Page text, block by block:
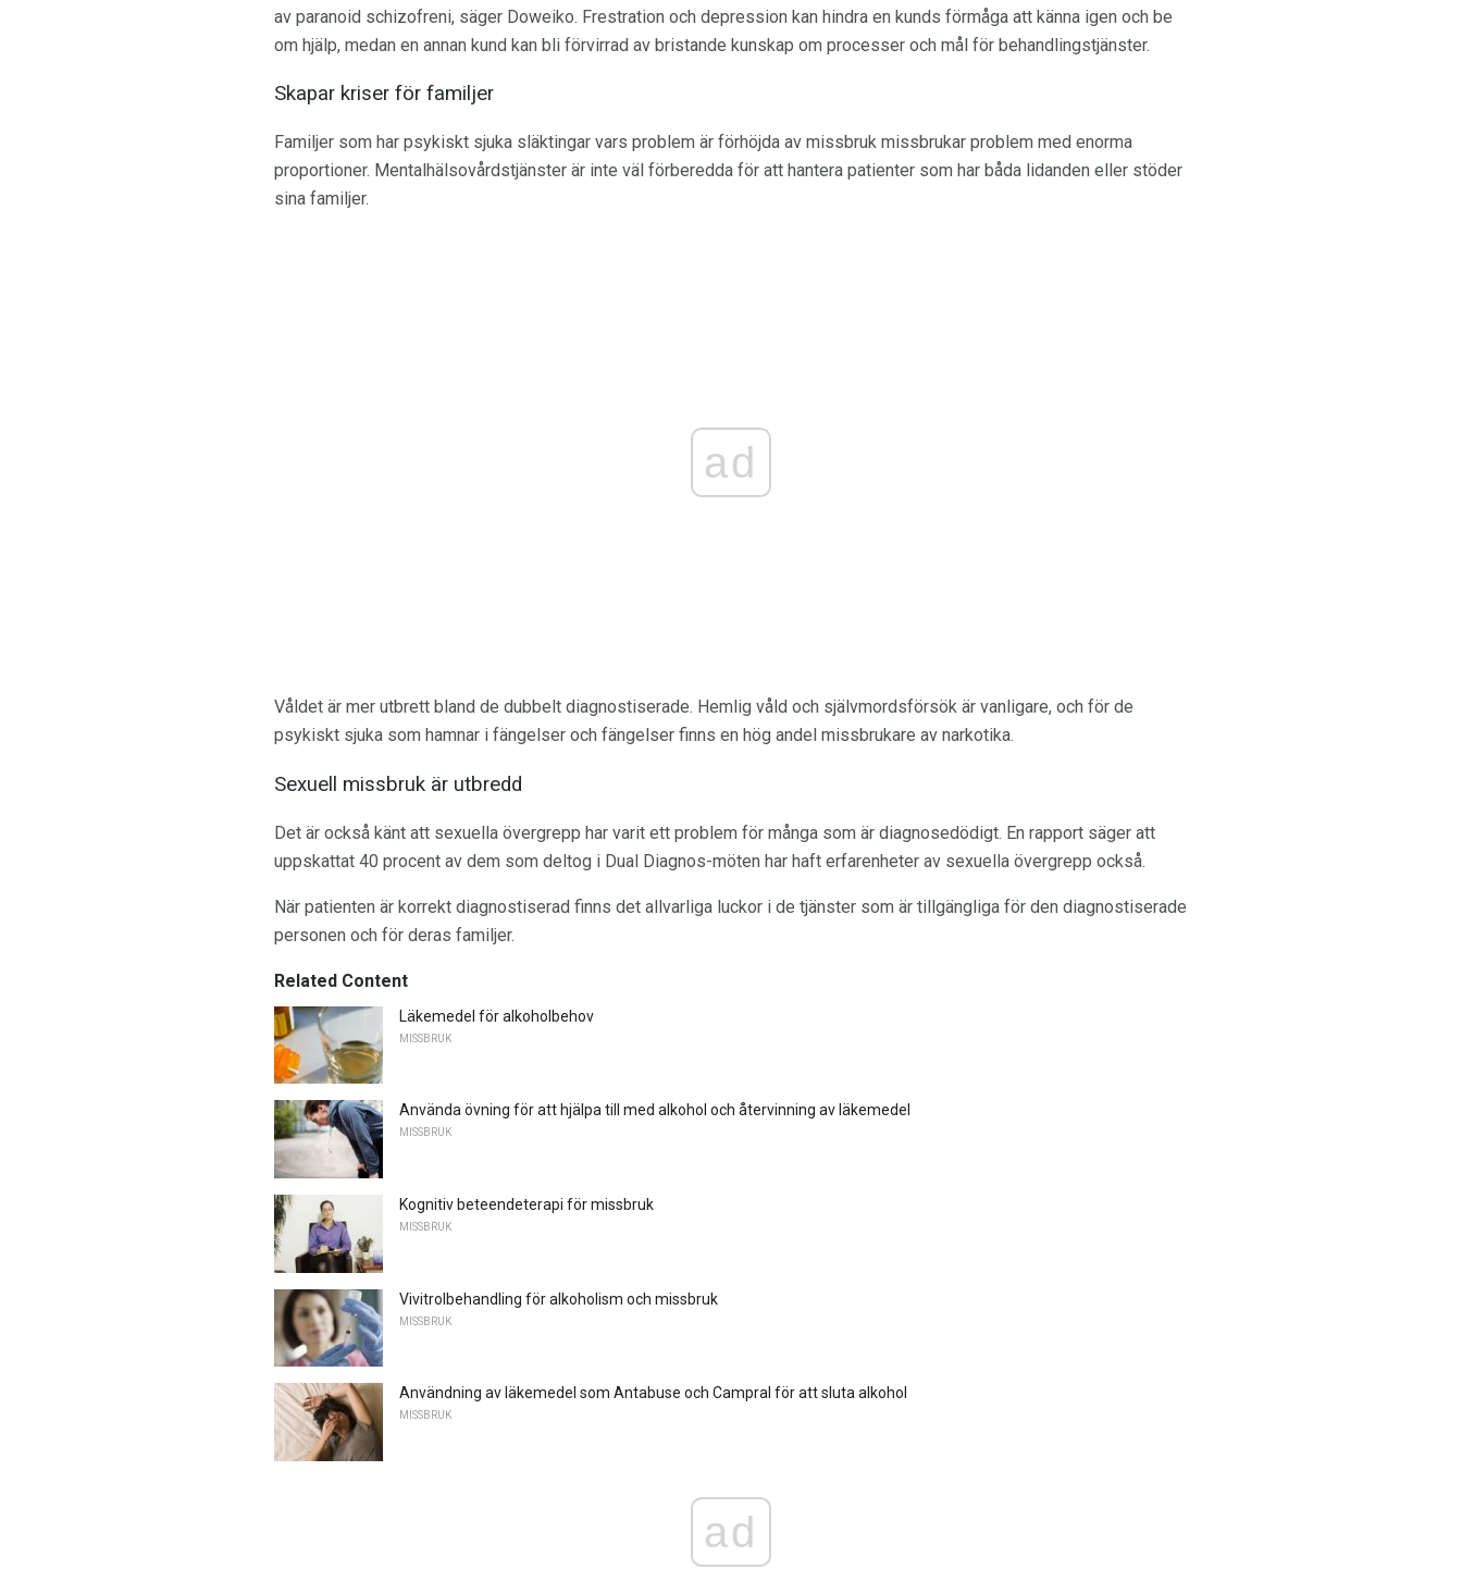
av paranoid schizofreni, säger Doweiko. Frestration och depression kan hindra en kunds förmåga att känna igen och be
om hjälp, medan en annan kund kan bli förvirrad av bristande kunskap om processer och mål för behandlingstjänster.
Skapar kriser för familjer
Familjer som har psykiskt sjuka släktingar vars problem är förhöjda av missbruk missbrukar problem med enorma
proportioner. Mentalhälsovårdstjänster är inte väl förberedda för att hantera patienter som har båda lidanden eller stöder
sina familjer.
ad
Våldet är mer utbrett bland de dubbelt diagnostiserade. Hemlig våld och självmordsförsök är vanligare, och för de
psykiskt sjuka som hamnar i fängelser och fängelser finns en hög andel missbrukare av narkotika.
Sexuell missbruk är utbredd
Det är också känt att sexuella övergrepp har varit ett problem för många som är diagnosedödigt. En rapport säger att
uppskattat 40 procent av dem som deltog i Dual Diagnos-möten har haft erfarenheter av sexuella övergrepp också.
När patienten är korrekt diagnostiserad finns det allvarliga luckor i de tjänster som är tillgängliga för den diagnostiserade
personen och för deras familjer.
Related Content
Läkemedel för alkoholbehov
MISSBRUK
Använda övning för att hjälpa till med alkohol och återvinning av läkemedel
MISSBRUK
Kognitiv beteendeterapi för missbruk
MISSBRUK
Vivitrolbehandling för alkoholism och missbruk
MISSBRUK
Användning av läkemedel som Antabuse och Campral för att sluta alkohol
MISSBRUK
ad